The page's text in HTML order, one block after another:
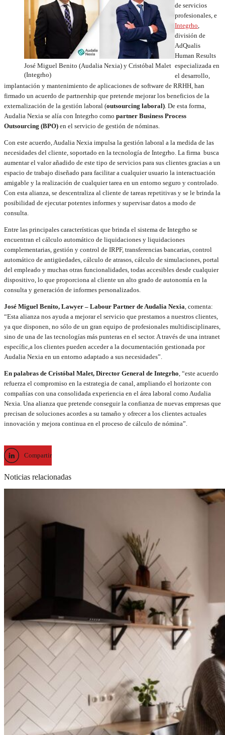
José Miguel Benito (Audalia Nexia) y Cristóbal Malet
(Integrho)
de servicios
profesionales, e
Integrho,
división de
AdQualis
Human Results
especializada en
el desarrollo,
implantación y mantenimiento de aplicaciones de software de RRHH, han
firmado un acuerdo de partnership que pretende mejorar los beneficios de la
externalización de la gestión laboral (outsourcing laboral). De esta forma,
Audalia Nexia se alía con Integrho como partner Business Process
Outsourcing (BPO) en el servicio de gestión de nóminas.
Con este acuerdo, Audalia Nexia impulsa la gestión laboral a la medida de las
necesidades del cliente, soportado en la tecnología de Integrho. La firma busca
aumentar el valor añadido de este tipo de servicios para sus clientes gracias a un
espacio de trabajo diseñado para facilitar a cualquier usuario la interactuación
amigable y la realización de cualquier tarea en un entorno seguro y controlado.
Con esta alianza, se descentraliza al cliente de tareas repetitivas y se le brinda la
posibilidad de ejecutar potentes informes y supervisar datos a modo de
consulta.
Entre las principales características que brinda el sistema de Integrho se
encuentran el cálculo automático de liquidaciones y liquidaciones
complementarias, gestión y control de IRPF, transferencias bancarias, control
automático de antigüedades, cálculo de atrasos, cálculo de simulaciones, portal
del empleado y muchas otras funcionalidades, todas accesibles desde cualquier
dispositivo, lo que proporciona al cliente un alto grado de autonomía en la
consulta y generación de informes personalizados.
José Miguel Benito, Lawyer – Labour Partner de Audalia Nexia, comenta:
“Esta alianza nos ayuda a mejorar el servicio que prestamos a nuestros clientes,
ya que disponen, no sólo de un gran equipo de profesionales multidisciplinares,
sino de una de las tecnologías más punteras en el sector. A través de una intranet
específic,a los clientes pueden acceder a la documentación gestionada por
Audalia Nexia en un entorno adaptado a sus necesidades”.
En palabras de Cristóbal Malet, Director General de Integrho, “este acuerdo
refuerza el compromiso en la estrategia de canal, ampliando el horizonte con
compañías con una consolidada experiencia en el área laboral como Audalia
Nexia. Una alianza que pretende conseguir la confianza de nuevas empresas que
precisan de soluciones acordes a su tamaño y ofrecer a los clientes actuales
innovación y mejora continua en el proceso de cálculo de nómina”.
Compartir
Noticias relacionadas